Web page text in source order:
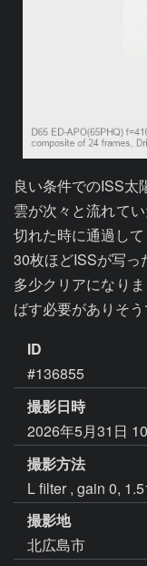
良い条件でのISS太
雲が次々と流れて
切れた時に通過して
30枚ほどISSが写っ
多少クリアになり
ばす必要がありそう
ID
#136855
撮影日時
2026年5月31日
撮影方法
L filter , gain 0,
撮影地
北広島市